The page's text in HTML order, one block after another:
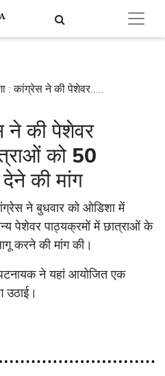
: कांग्रेस ने की पेशेवर.....
ने की पेशेवर
को 50
की मांग
ने बुधवार को ओडिशा में
पेशेवर पाठ्यक्रमों में छात्राओं के
करने की मांग की।
ने यहां आयोजित एक
उठाई।